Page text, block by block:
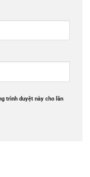
trình duyệt này cho lần